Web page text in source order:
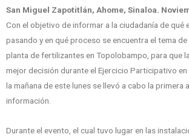
San Miguel Zapotitlán, Ahome, Sinaloa.
Con el objetivo de informar a la ciudadanía de qué
pasando y en qué proceso se encuentra el tema
planta de fertilizantes en Topolobampo, para que
mejor decisión durante el Ejercicio Participativo
la mañana de este lunes se llevó a cabo la primera
información.
Durante el evento, el cual tuvo lugar en las